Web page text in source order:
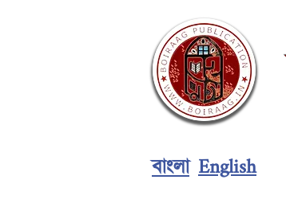
বাংলা English